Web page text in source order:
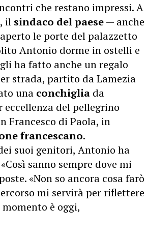
che restano impressi. A
il sindaco del paese— anche
le porte del palazzetto
Antonio dorme in ostelli e
ha fatto anche un regalo
strada, partito da Lamezia
una conchiglia da
eccellenza del pellegrino
Francesco di Paola, in
francescano.
suoi genitori, Antonio ha
sanno sempre dove mi
«Non so ancora cosa farò
mi servirà per riflettere
è oggi,